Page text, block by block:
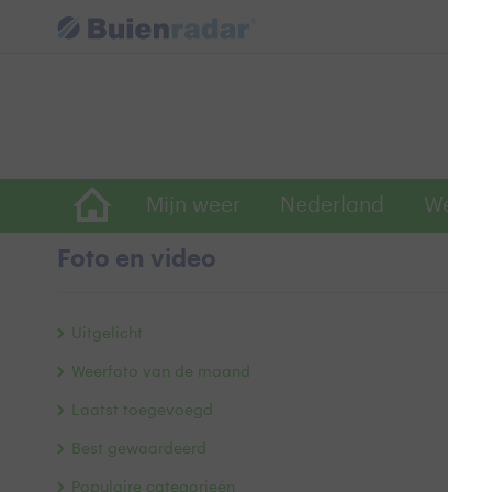
Mijn weer Nederland
Foto en video
Uitgelicht
Weerfoto van de maand
Laatst toegevoegd
Best gewaardeerd
Populaire categorieën